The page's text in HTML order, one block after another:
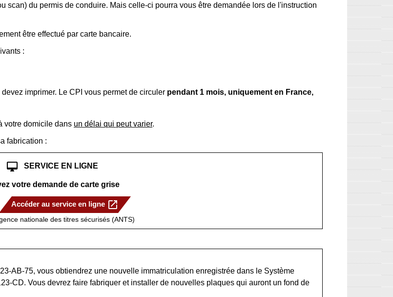
scan) du permis de conduire. Mais celle-ci pourra vous être demandée lors de l'instruction
être effectué par carte bancaire.
:
imprimer. Le CPI vous permet de circuler pendant 1 mois, uniquement en France,
votre domicile dans un délai qui peut varier.
fabrication :
desktop_mac SERVICE EN LIGNE
votre demande de carte grise
Accéder au service en ligne open_in_new
nationale des titres sécurisés (ANTS)
AB-75, vous obtiendrez une nouvelle immatriculation enregistrée dans le Système
CD. Vous devrez faire fabriquer et installer de nouvelles plaques qui auront un fond de